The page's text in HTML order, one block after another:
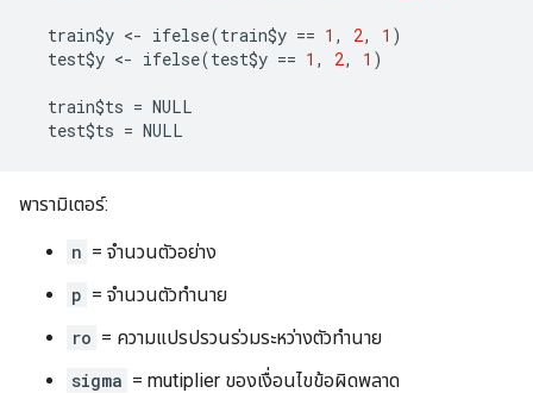
train$y <- ifelse(train$y == 1 , 2, 1 )
test$y <- ifelse(test$y == 1 , 2, 1 )
train$ts = NULL
test$ts = NULL
พารามิเตอร์:
n = จำนวนตัวอย่าง
p = จำนวนตัวทำนาย
ro = ความแปรปรวนร่วมระหว่างตัวทำนาย
sigma = mutiplier ของเงื่อนไขข้อผิดพลาด